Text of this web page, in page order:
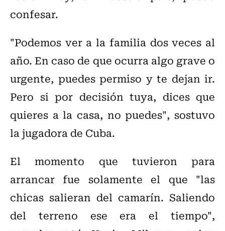
confesar.
"Podemos ver a la familia dos veces al
año. En caso de que ocurra algo grave o
urgente, puedes permiso y te dejan ir.
Pero si por decisión tuya, dices que
quieres a la casa, no puedes", sostuvo
la jugadora de Cuba.
El momento que tuvieron para
arrancar fue solamente el que "las
chicas salieran del camarín. Saliendo
del terreno ese era el tiempo",